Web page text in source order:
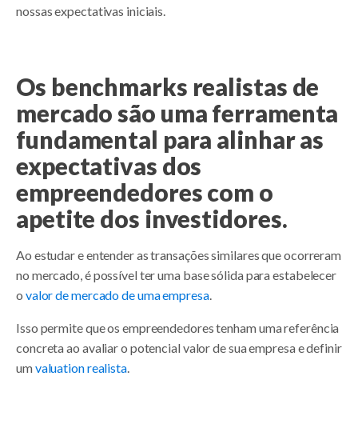
nossas expectativas iniciais.
Os benchmarks realistas de
mercado são uma ferramenta
fundamental para alinhar as
expectativas dos
empreendedores com o
apetite dos investidores.
Ao estudar e entender as transações similares que ocorreram
no mercado, é possível ter uma base sólida para estabelecer
o valor de mercado de uma empresa.
Isso permite que os empreendedores tenham uma referência
concreta ao avaliar o potencial valor de sua empresa e definir
umvaluation realista.